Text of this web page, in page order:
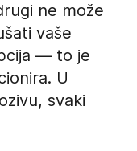
ne može
vaše
— to je
U
svaki